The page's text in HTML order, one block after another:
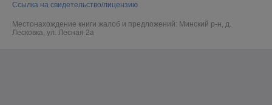
Ссылка на свидетельство/лицензию
Местонахождение книги жалоб и предложений: Минский р-н, д.
Лесковка, ул. Лесная 2а